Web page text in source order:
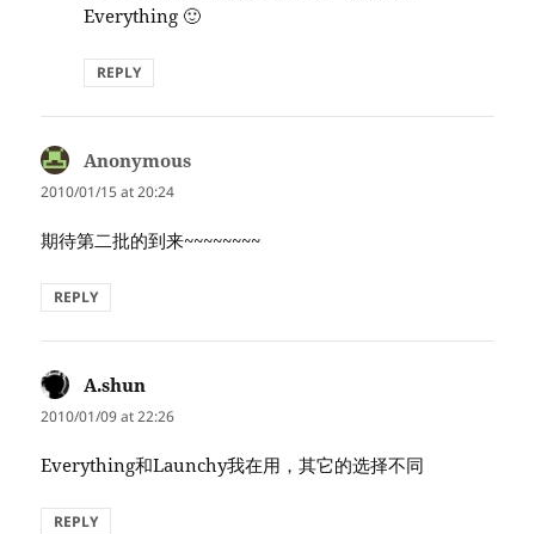
Everything 🙂
REPLY
Anonymous
2010/01/15 at 20:24
期待第二批的到来~~~~~~~~
REPLY
A.shun
2010/01/09 at 22:26
Everything和Launchy我在用，其它的选择不同
REPLY